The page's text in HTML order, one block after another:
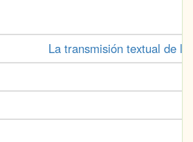
La transmisión textual de